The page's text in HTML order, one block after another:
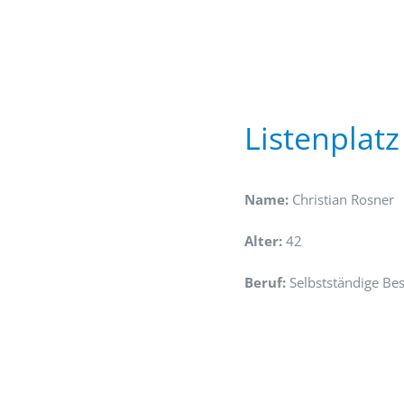
Name:Christian Rosner
Alter:42
Beruf:Selbstständige